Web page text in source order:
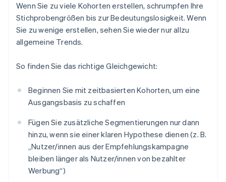
Wenn Sie zu viele Kohorten erstellen, schrumpfen Ihre
Stichprobengrößen bis zur Bedeutungslosigkeit. Wenn
Sie zu wenige erstellen, sehen Sie wieder nur allzu
allgemeine Trends.
So finden Sie das richtige Gleichgewicht:
Beginnen Sie mit zeitbasierten Kohorten, um eine
Ausgangsbasis zu schaffen
Fügen Sie zusätzliche Segmentierungen nur dann
hinzu, wenn sie einer klaren Hypothese dienen (z. B.
„Nutzer/innen aus der Empfehlungskampagne
bleiben länger als Nutzer/innen von bezahlter
Werbung“)